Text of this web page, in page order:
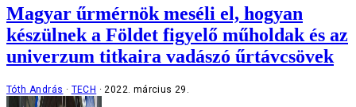
Magyar űrmérnök meséli el, hogyan
készülnek a Földet figyelő műholdak és az
univerzum titkaira vadászó űrtávcsövek
Tóth András TECH 2022. március 29.